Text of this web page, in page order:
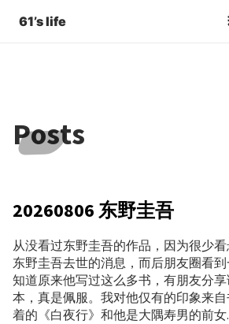
61’s life
Posts
20260806 东野圭吾
从没看过东野圭吾的作品，因为很少
东野圭吾去世的消息，而后朋友圈看
知道原来他写过这么多书，有朋友分
本，真是佩服。我对他仅有的印象来
着的《白夜行》和他是大隅寿男的前女